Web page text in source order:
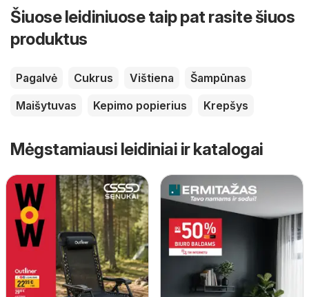
Šiuose leidiniuose taip pat rasite šiuos
produktus
Pagalvė Cukrus Vištiena
Šampūnas
Maišytuvas
Kepimo popierius Krepšys
Mėgstamiausi leidiniai ir katalogai